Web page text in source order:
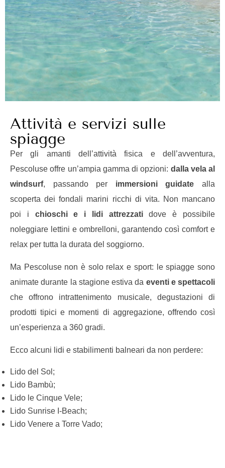
Attività e servizi sulle
spiagge
Per gli amanti dell’attività fisica e dell’avventura,
Pescoluse offre un’ampia gamma di opzioni: dalla vela al
windsurf, passando per immersioni guidate alla
scoperta dei fondali marini ricchi di vita. Non mancano
poi i chioschi e i lidi attrezzatidove è possibile
noleggiare lettini e ombrelloni, garantendo così comfort e
relax per tutta la durata del soggiorno.
Ma Pescoluse non è solo relax e sport: le spiagge sono
animate durante la stagione estiva da eventi e spettacoli
che offrono intrattenimento musicale, degustazioni di
prodotti tipici e momenti di aggregazione, offrendo così
un’esperienza a 360 gradi.
Ecco alcuni lidi e stabilimenti balneari da non perdere:
Lido del Sol;
Lido Bambù;
Lido le Cinque Vele;
Lido Sunrise I-Beach;
Lido Venere a Torre Vado;